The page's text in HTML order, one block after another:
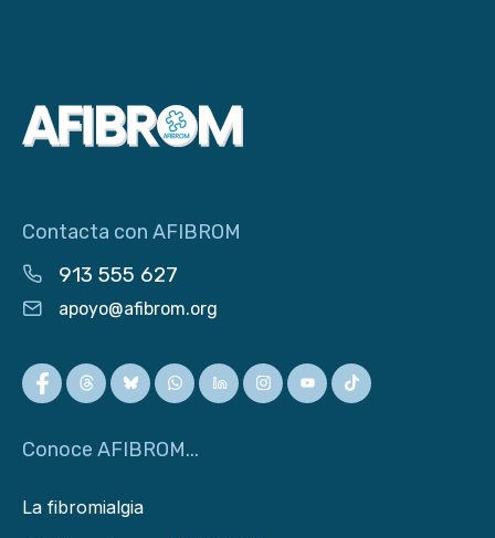
Contacta con AFIBROM
913 555 627
apoyo@afibrom.org
Conoce AFIBROM...
La fibromialgia